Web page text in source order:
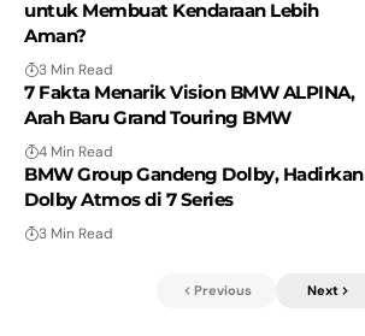
untuk Membuat Kendaraan Lebih
Aman?
3 Min Read
7 Fakta Menarik Vision BMW ALPINA,
Arah Baru Grand Touring BMW
4 Min Read
BMW Group Gandeng Dolby, Hadirkan
Dolby Atmos di 7 Series
3 Min Read
Previous Next